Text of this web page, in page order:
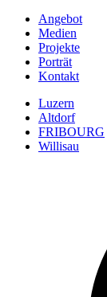
Angebot
Medien
Projekte
Porträt
Kontakt
Luzern
Altdorf
FRIBOURG
Willisau